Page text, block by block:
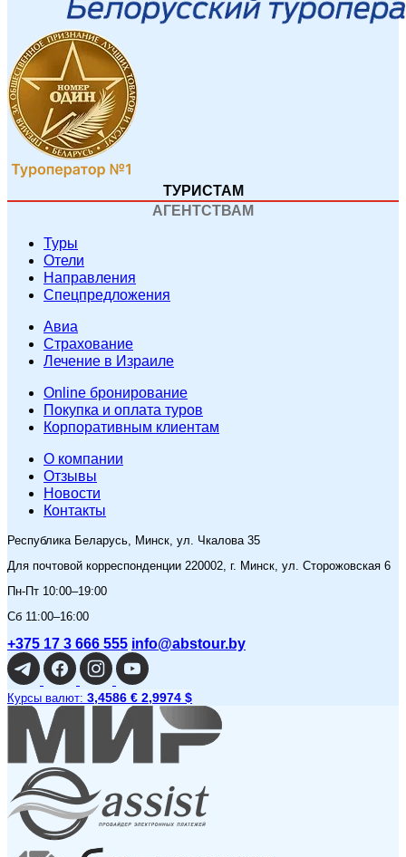
ТУРИСТАМ
АГЕНТСТВАМ
Туры
Отели
Направления
Спецпредложения
Авиа
Страхование
Лечение в Израиле
Online бронирование
Покупка и оплата туров
Корпоративным клиентам
O компании
Отзывы
Новости
Контакты
Республика Беларусь, Минск, ул. Чкалова 35
Для почтовой корреспонденции 220002, г. Минск, ул. Сторожовская 6
Пн-Пт 10:00–19:00
Сб 11:00–16:00
+375 17 3 666 555 info@abstour.by
Курсы валют: 3,4586 € 2,9974 $